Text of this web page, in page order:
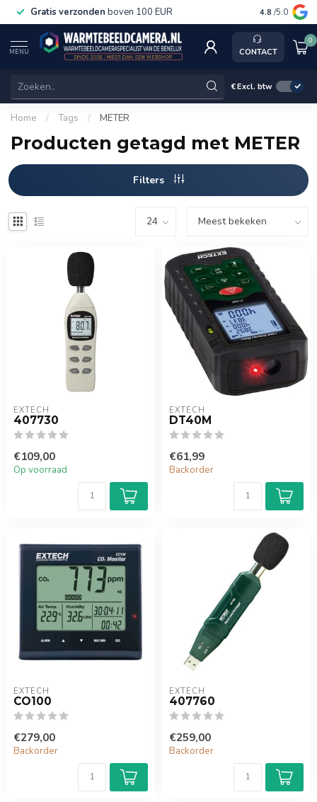
Gratis verzonden boven 100 EUR Service,
4.8 /5.0
MENU CONTACT
0
€Excl. btw
Home / Tags / METER
Producten getagd met METER
Filters
EXTECH
407730
€109,00
Op voorraad
EXTECH
DT40M
€61,99
Backorder
EXTECH
CO100
€279,00
Backorder
EXTECH
407760
€259,00
Backorder